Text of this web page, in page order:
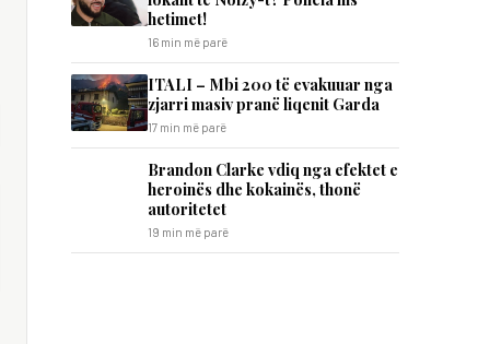
hetimet!
16 min më parë
ITALI – Mbi 200 të evakuuar nga
zjarri masiv pranë liqenit Garda
17 min më parë
Brandon Clarke vdiq nga efektet e
heroinës dhe kokainës, thonë
autoritetet
19 min më parë